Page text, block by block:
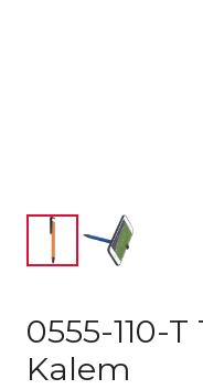
0555-110-
Kalem